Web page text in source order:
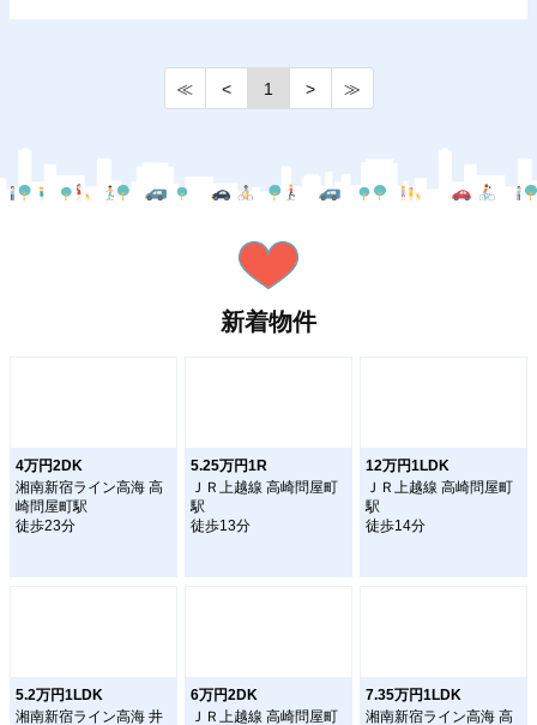
≪ < 1 > ≫
新着物件
4万円2DK
湘南新宿ライン高海 高
崎問屋町駅
徒歩23分
5.25万円1R
ＪＲ上越線 高崎問屋町
駅
徒歩13分
12万円1LDK
ＪＲ上越線 高崎問屋町
駅
徒歩14分
5.2万円1LDK
湘南新宿ライン高海 井
6万円2DK
ＪＲ上越線 高崎問屋町
7.35万円1LDK
湘南新宿ライン高海 高